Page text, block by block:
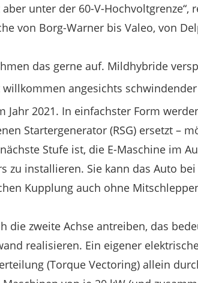
unter der 60-V-
von Borg-Warner bis Valeo, von
das gerne auf. Mildhybride
willkommen angesichts
Jahr 2021. In einfachster Form
Startergenerator (RSG) ersetzt –
Stufe ist, die E-Maschine im
zu installieren. Sie kann das Auto
Kupplung auch ohne
die zweite Achse antreiben, das
realisieren. Ein eigener
(Torque Vectoring) allein